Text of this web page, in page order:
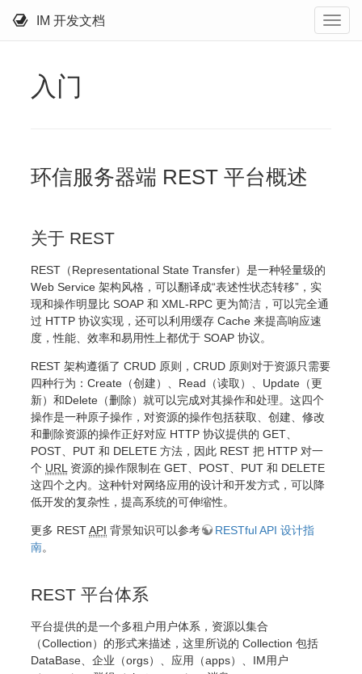
IM 开发文档
入门
环信服务器端 REST 平台概述
关于 REST
REST（Representational State Transfer）是一种轻量级的
Web Service 架构风格，可以翻译成“表述性状态转移”，实
现和操作明显比 SOAP 和 XML-RPC 更为简洁，可以完全通
过 HTTP 协议实现，还可以利用缓存 Cache 来提高响应速
度，性能、效率和易用性上都优于 SOAP 协议。
REST 架构遵循了 CRUD 原则，CRUD 原则对于资源只需要
四种行为：Create（创建）、Read（读取）、Update（更
新）和Delete（删除）就可以完成对其操作和处理。这四个
操作是一种原子操作，对资源的操作包括获取、创建、修改
和删除资源的操作正好对应 HTTP 协议提供的 GET、
POST、PUT 和 DELETE 方法，因此 REST 把 HTTP 对一
个 URL资源的操作限制在 GET、POST、PUT 和 DELETE
这四个之内。这种针对网络应用的设计和开发方式，可以降
低开发的复杂性，提高系统的可伸缩性。
更多 RESTAPI 背景知识可以参考
RESTful API 设计指
南。
REST 平台体系
平台提供的是一个多租户用户体系，资源以集合
（Collection）的形式来描述，这里所说的 Collection 包括
DataBase、企业（orgs）、应用（apps）、IM用户